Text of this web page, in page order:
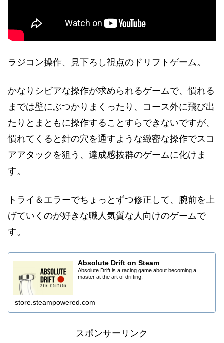
ラジコン操作、見下ろし視点のドリフトゲーム。
かなりシビアな操作が求められるゲームで、慣れる
までは壁にぶつかりまくったり、コース外に飛び出
たりとまともに操作することすらできないですが、
慣れてくると針の穴を通すような緻密な操作でスコ
アアタックを狙う、達成感抜群のゲームに化けま
す。
トライ＆エラーでちょっとずつ修正して、腕前を上
げていくのが好きな職人気質な人向けのゲームで
す。
Absolute Drift on Steam
Absolute Drift is a racing game about becoming a
master at the art of drifting.
store.steampowered.com
スポンサーリンク